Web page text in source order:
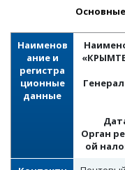
Наименов
ание и
регистра
ционные
данные
Орган
ой